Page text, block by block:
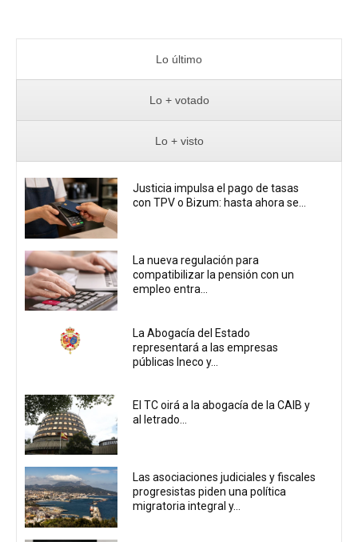
Lo último
Lo + votado
Lo + visto
Justicia impulsa el pago de tasas
con TPV o Bizum: hasta ahora se...
La nueva regulación para
compatibilizar la pensión con un
empleo entra...
La Abogacía del Estado
representará a las empresas
públicas Ineco y...
El TC oirá a la abogacía de la CAIB y
al letrado...
Las asociaciones judiciales y fiscales
progresistas piden una política
migratoria integral y...